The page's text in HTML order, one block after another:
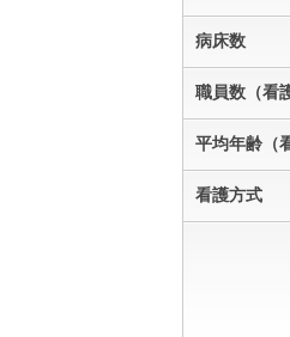
病床数
職員数（看
平均年齢（
看護方式